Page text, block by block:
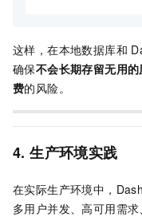
这样，在本地数据库和
确保不会长期存留无用的
费的风险。
4. 生产环境实践
在实际生产环境中，
多用户并发、高可用需